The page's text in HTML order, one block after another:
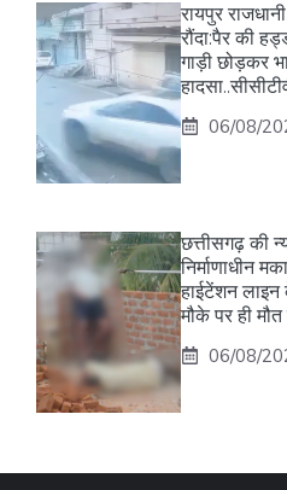
रायपुर
रौंदा:पैर की
गाड़ी छोड़कर
06/08/
छत्तीसगढ़ की
निर्माणाधीन
हाईटेंशन
मौके पर ही मौत
06/08/